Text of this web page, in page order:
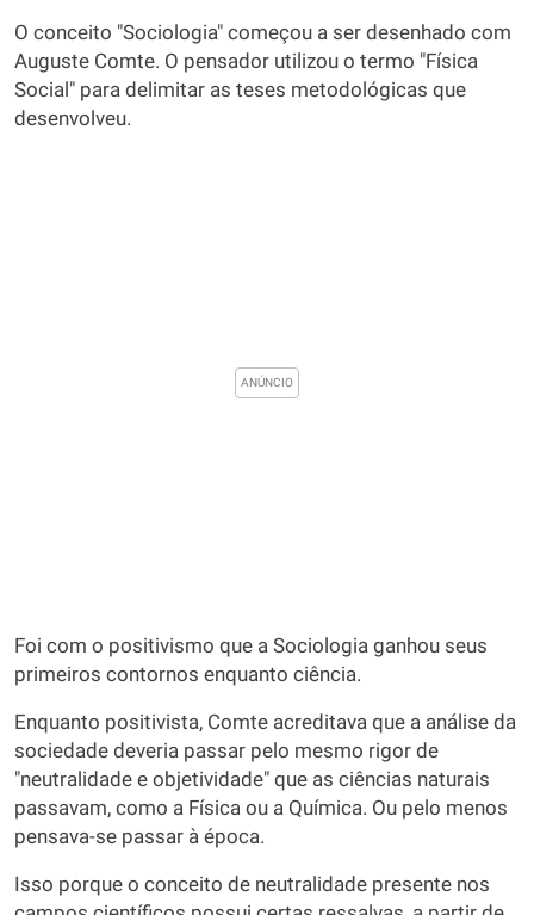
O conceito "Sociologia" começou a ser desenhado com
Auguste Comte. O pensador utilizou o termo "Física
Social" para delimitar as teses metodológicas que
desenvolveu.
Foi com o positivismo que a Sociologia ganhou seus
primeiros contornos enquanto ciência.
Enquanto positivista, Comte acreditava que a análise da
sociedade deveria passar pelo mesmo rigor de
"neutralidade e objetividade" que as ciências naturais
passavam, como a Física ou a Química. Ou pelo menos
pensava-se passar à época.
Isso porque o conceito de neutralidade presente nos